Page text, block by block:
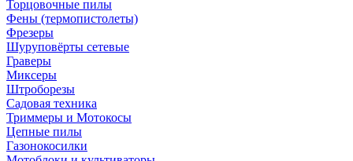
Торцовочные пилы
Фены (термопистолеты)
Фрезеры
Шуруповёрты сетевые
Граверы
Миксеры
Штроборезы
Садовая техника
Триммеры и Мотокосы
Цепные пилы
Газонокосилки